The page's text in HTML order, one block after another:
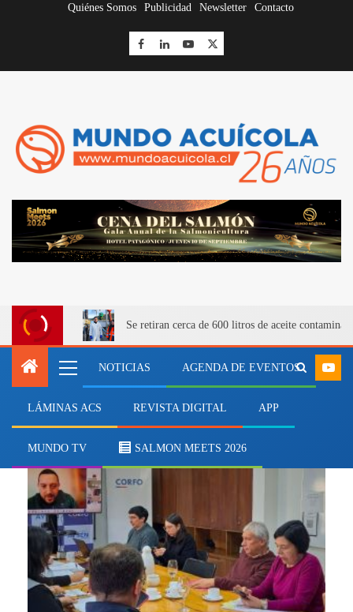
Quiénes Somos Publicidad Newsletter Contacto
Se retiran cerca de 600 litros de aceite
NOTICIAS AGENDA DE EVENTOS
LÁMINAS ACS REVISTA DIGITAL APP
MUNDO TV SALMON MEETS 2026
AgrupAysén